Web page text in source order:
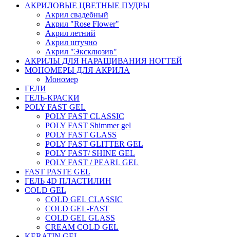
АКРИЛОВЫЕ ЦВЕТНЫЕ ПУДРЫ
Акрил свадебный
Акрил "Rose Flower"
Акрил летний
Акрил штучно
Акрил "Эксклюзив"
АКРИЛЫ ДЛЯ НАРАЩИВАНИЯ НОГТЕЙ
МОНОМЕРЫ ДЛЯ АКРИЛА
Мономер
ГЕЛИ
ГЕЛЬ-КРАСКИ
POLY FAST GEL
POLY FAST CLASSIC
POLY FAST Shimmer gel
POLY FAST GLASS
POLY FAST GLITTER GEL
POLY FAST/ SHINE GEL
POLY FAST / PEARL GEL
FAST PASTE GEL
ГЕЛЬ 4D ПЛАСТИЛИН
COLD GEL
COLD GEL CLASSIC
COLD GEL-FAST
COLD GEL GLASS
CREAM COLD GEL